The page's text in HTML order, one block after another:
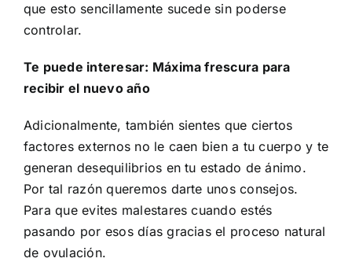
que esto sencillamente sucede sin poderse
controlar.
Te puede interesar: Máxima frescura para
recibir el nuevo año
Adicionalmente, también sientes que ciertos
factores externos no le caen bien a tu cuerpo y te
generan desequilibrios en tu estado de ánimo.
Por tal razón queremos darte unos consejos.
Para que evites malestares cuando estés
pasando por esos días gracias el proceso natural
de ovulación.